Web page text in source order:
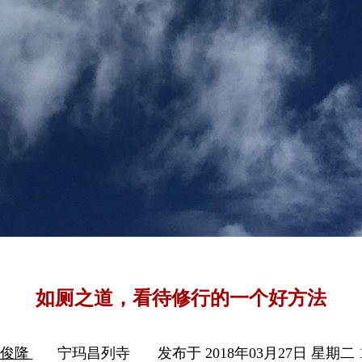
如厕之道，看待修行的一个好方法
隆 宁玛昌列寺 发布于 2018年03月27日 星期二